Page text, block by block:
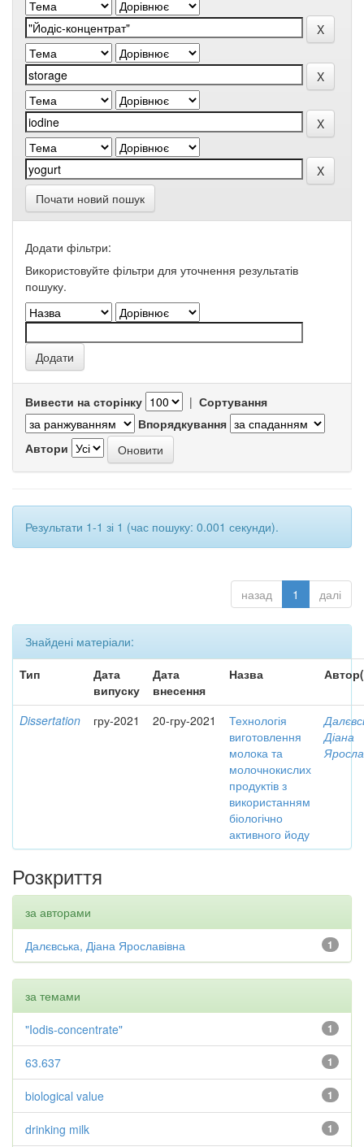
Почати новий пошук
Додати фільтри:
Використовуйте фільтри для уточнення результатів
пошуку.
Вивести на сторінку | Сортування
Впорядкування
Автори
Результати 1-1 зі 1 (час пошуку: 0.001 секунди).
назад 1 далі
Знайдені матеріали:
Тип
Дата
випуску
Дата
внесення
Назва
Dissertation гру-2021 20-гру-2021
Технологія
виготовлення
молока та
молочнокислих
продуктів з
використанням
біологічно
активного йоду
Діана
Розкриття
за авторами
1
Далєвська, Діана Ярославівна
за темами
1
"Iodis-concentrate"
1
63.637
1
biological value
1
drinking milk